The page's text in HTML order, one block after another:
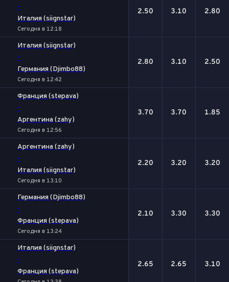
-
Италия (siignstar)
Сегодня в 12:18
2.50 3.10 2.80
Италия (siignstar)
-
Германия (Djimbo88)
Сегодня в 12:42
2.80 3.10 2.50
Франция (stepava)
-
Аргентина (zahy)
Сегодня в 12:56
3.70 3.70 1.85
Аргентина (zahy)
-
Италия (siignstar)
Сегодня в 13:10
2.20 3.20 3.20
Германия (Djimbo88)
-
Франция (stepava)
Сегодня в 13:24
2.10 3.30 3.30
Италия (siignstar)
-
Франция (stepava)
2.65 2.65 3.10